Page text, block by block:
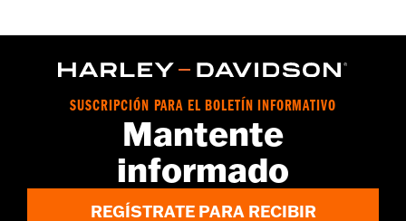
SUSCRIPCIÓN PARA EL BOLETÍN INFORMATIVO
Mantente
informado
REGÍSTRATE PARA RECIBIR